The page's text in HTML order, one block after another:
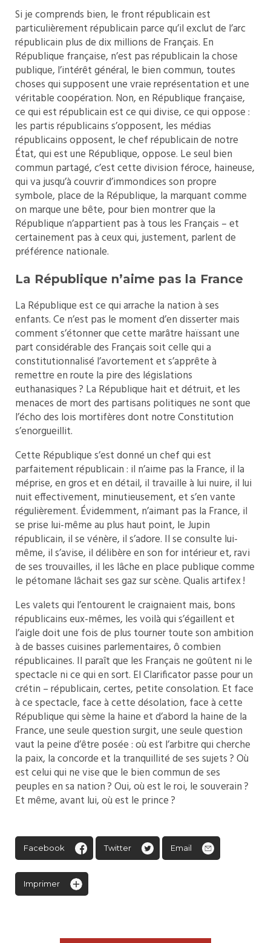
Si je comprends bien, le front républicain est
particulièrement républicain parce qu’il exclut de l’arc
républicain plus de dix millions de Français. En
République française, n’est pas républicain la chose
publique, l’intérêt général, le bien commun, toutes
choses qui supposent une vraie représentation et une
véritable coopération. Non, en République française,
ce qui est républicain est ce qui divise, ce qui oppose :
les partis républicains s’opposent, les médias
républicains opposent, le chef républicain de notre
État, qui est une République, oppose. Le seul bien
commun partagé, c’est cette division féroce, haineuse,
qui va jusqu’à couvrir d’immondices son propre
symbole, place de la République, la marquant comme
on marque une bête, pour bien montrer que la
République n’appartient pas à tous les Français – et
certainement pas à ceux qui, justement, parlent de
préférence nationale.
La République n’aime pas la France
La République est ce qui arrache la nation à ses
enfants. Ce n’est pas le moment d’en disserter mais
comment s’étonner que cette marâtre haïssant une
part considérable des Français soit celle qui a
constitutionnalisé l’avortement et s’apprête à
remettre en route la pire des législations
euthanasiques ? La République hait et détruit, et les
menaces de mort des partisans politiques ne sont que
l’écho des lois mortifères dont notre Constitution
s’enorgueillit.
Cette République s’est donné un chef qui est
parfaitement républicain : il n’aime pas la France, il la
méprise, en gros et en détail, il travaille à lui nuire, il lui
nuit effectivement, minutieusement, et s’en vante
régulièrement. Évidemment, n’aimant pas la France, il
se prise lui-même au plus haut point, le Jupin
républicain, il se vénère, il s’adore. Il se consulte lui-
même, il s’avise, il délibère en son for intérieur et, ravi
de ses trouvailles, il les lâche en place publique comme
le pétomane lâchait ses gaz sur scène. Qualis artifex !
Les valets qui l’entourent le craignaient mais, bons
républicains eux-mêmes, les voilà qui s’égaillent et
l’aigle doit une fois de plus tourner toute son ambition
à de basses cuisines parlementaires, ô combien
républicaines. Il paraît que les Français ne goûtent ni le
spectacle ni ce qui en sort. El Clarificator passe pour un
crétin – républicain, certes, petite consolation. Et face
à ce spectacle, face à cette désolation, face à cette
République qui sème la haine et d’abord la haine de la
France, une seule question surgit, une seule question
vaut la peine d’être posée : où est l’arbitre qui cherche
la paix, la concorde et la tranquillité de ses sujets ? Où
est celui qui ne vise que le bien commun de ses
peuples en sa nation ? Oui, où est le roi, le souverain ?
Et même, avant lui, où est le prince ?
Facebook Twitter Email
Imprimer